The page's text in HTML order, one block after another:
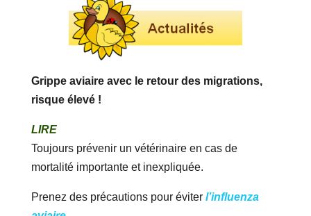
Grippe aviaire avec le retour des migrations,
risque élevé !
LIRE
Toujours prévenir un vétérinaire en cas de
mortalité importante et inexpliquée.
Prenez des précautions pour éviter l’influenza